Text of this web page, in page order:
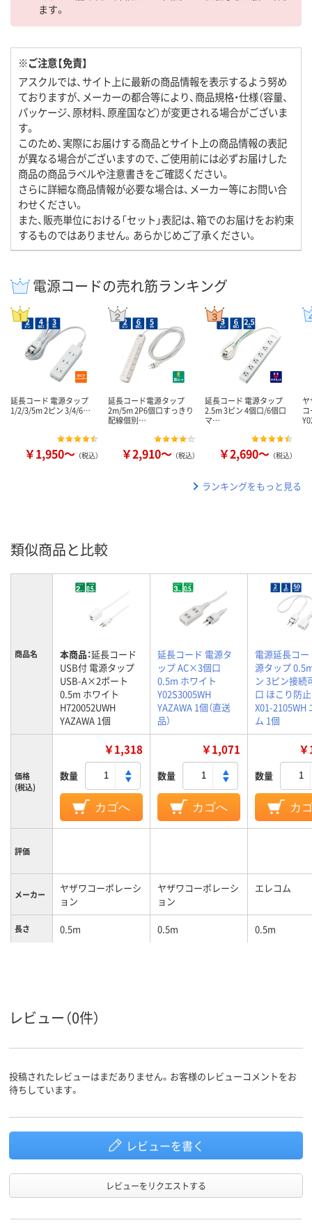
ます。
※ご注意【免責】
アスクルでは、サイト上に最新の商品情報を表示するよう努め
ておりますが、メーカーの都合等により、商品規格・仕様（容量、
パッケージ、原材料、原産国など）が変更される場合がございま
す。
このため、実際にお届けする商品とサイト上の商品情報の表記
が異なる場合がございますので、ご使用前には必ずお届けした
商品の商品ラベルや注意書きをご確認ください。
さらに詳細な商品情報が必要な場合は、メーカー等にお問い合
わせください。
また、販売単位における「セット」表記は、箱でのお届けをお約束
するものではありません。あらかじめご了承ください。
電源コードの売れ筋ランキング
延長コード 電源タップ
1/2/3/5m 2ピン 3/4/6…
￥1,950～ （税込）
延長コード電源タップ
2m/5m 2P6個口すっきり
配線個別…
￥2,910～ （税込）
延長コード 電源タップ
2.5m 3ピン 4個口/6個口
マ…
￥2,690～ （税込）
ヤ
ランキングをもっと見る
類似商品と比較
商品名 本商品：延長コード
USB付 電源タップ
USB-A×2ポート
0.5m ホワイト
H720052UWH
YAZAWA 1個
延長コード 電源タ
ップ AC×3個口
0.5m ホワイト
Y02S3005WH
YAZAWA 1個（直送
品）
電源延長コー
源タップ
ン 3ピン接続
口 ほこり防
X01-2105WH
ム 1個
価格
(税込)
￥1,318
数量
カゴへ
￥1,071
数量
カゴへ
数量
カ
評価
メーカー
ヤザワコーポレーシ
ョン
ヤザワコーポレーシ
ョン
エレコム
長さ 0.5m 0.5m 0.5m
レビュー（0件）
投稿されたレビューはまだありません。お客様のレビューコメントをお
待ちしています。
レビューを書く
レビューをリクエストする